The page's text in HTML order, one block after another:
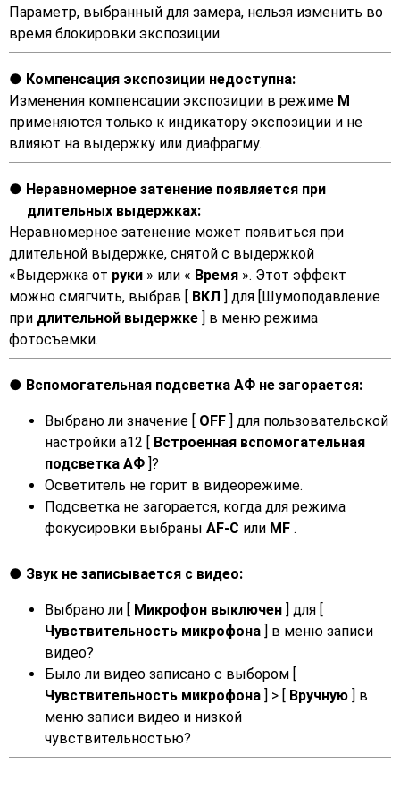
Параметр, выбранный для замера, нельзя изменить во
время блокировки экспозиции.
Компенсация экспозиции недоступна:
Изменения компенсации экспозиции в режиме M
применяются только к индикатору экспозиции и не
влияют на выдержку или диафрагму.
Неравномерное затенение появляется при
длительных выдержках:
Неравномерное затенение может появиться при
длительной выдержке, снятой с выдержкой
«Выдержка от руки » или « Время ». Этот эффект
можно смягчить, выбрав [ ВКЛ ] для [Шумоподавление
при длительной выдержке ] в меню режима
фотосъемки.
Вспомогательная подсветка АФ не загорается:
Выбрано ли значение [ OFF ] для пользовательской
настройки a12 [ Встроенная вспомогательная
подсветка АФ ]?
Осветитель не горит в видеорежиме.
Подсветка не загорается, когда для режима
фокусировки выбраны AF-C или MF .
Звук не записывается с видео:
Выбрано ли [ Микрофон выключен ] для [
Чувствительность микрофона ] в меню записи
видео?
Было ли видео записано с выбором [
Чувствительность микрофона ] > [ Вручную ] в
меню записи видео и низкой
чувствительностью?